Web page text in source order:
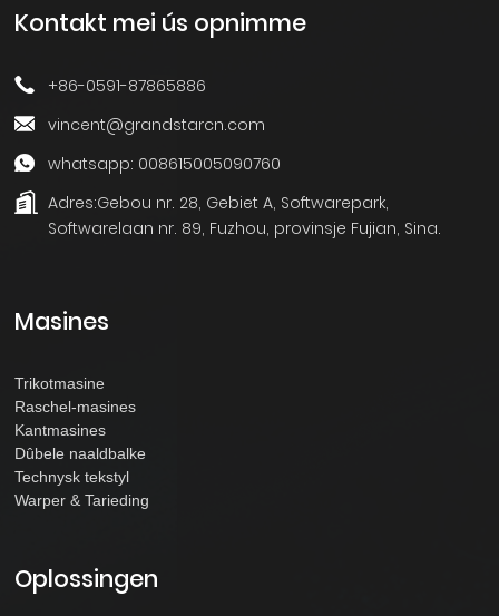
Kontakt mei ús opnimme
+86-0591-87865886
vincent@grandstarcn.com
whatsapp: 008615005090760
Adres:Gebou nr. 28, Gebiet A, Softwarepark,
Softwarelaan nr. 89, Fuzhou, provinsje Fujian, Sina.
Masines
Trikotmasine
Raschel-masines
Kantmasines
Dûbele naaldbalke
Technysk tekstyl
Warper & Tarieding
Oplossingen